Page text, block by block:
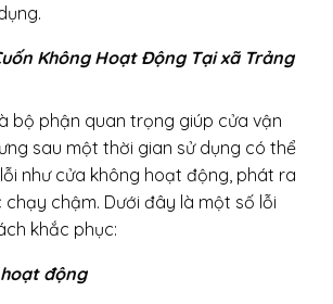
Không Hoạt Động Tại xã Trảng
bộ phận quan trọng giúp cửa vận
sau một thời gian sử dụng có thể
như cửa không hoạt động, phát ra
chậm. Dưới đây là một số lỗi
khắc phục:
động